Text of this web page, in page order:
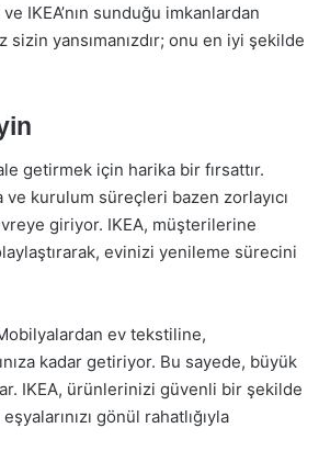
IKEA’nın sunduğu imkanlardan
sizin yansımanızdır; onu en iyi şekilde
getirmek için harika bir fırsattır.
kurulum süreçleri bazen zorlayıcı
giriyor. IKEA, müşterilerine
evinizi yenileme sürecini
ev tekstiline,
kadar getiriyor. Bu sayede, büyük
IKEA, ürünlerinizi güvenli bir şekilde
gönül rahatlığıyla